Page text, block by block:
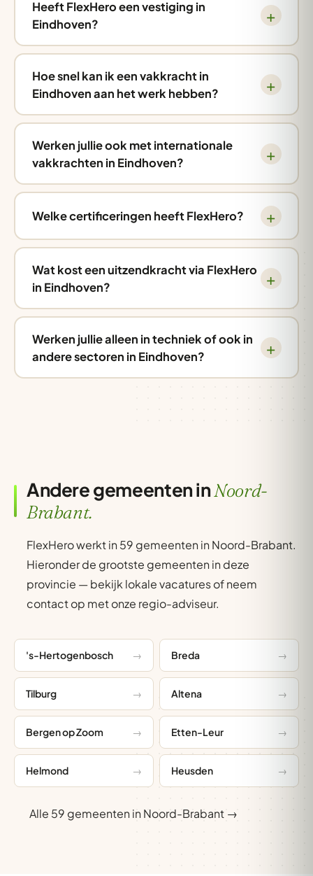
Heeft FlexHero een vestiging in
Eindhoven?
Hoe snel kan ik een vakkracht in
Eindhoven aan het werk hebben?
Werken jullie ook met internationale
vakkrachten in Eindhoven?
Welke certificeringen heeft FlexHero?
Wat kost een uitzendkracht via FlexHero
in Eindhoven?
Werken jullie alleen in techniek of ook in
andere sectoren in Eindhoven?
Andere gemeenten inNoord-
Brabant.
FlexHero werkt in 59 gemeenten in Noord-Brabant.
Hieronder de grootste gemeenten in deze
provincie — bekijk lokale vacatures of neem
contact op met onze regio-adviseur.
's-Hertogenbosch Breda
Tilburg Altena
Bergen op Zoom Etten-Leur
Helmond Heusden
Alle 59 gemeenten in Noord-Brabant →